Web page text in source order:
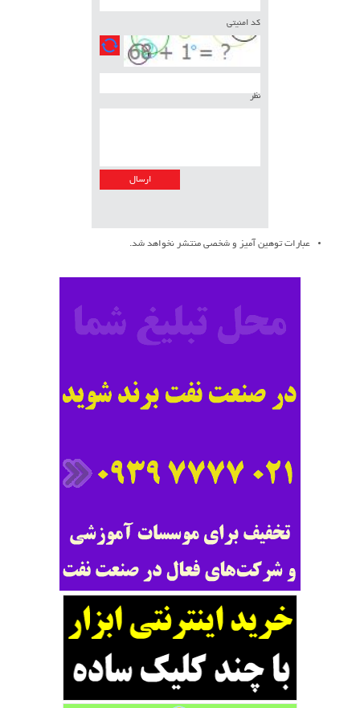
کد امنیتی
نظر
عبارات توهین آمیز و شخصی منتشر نخواهد شد.